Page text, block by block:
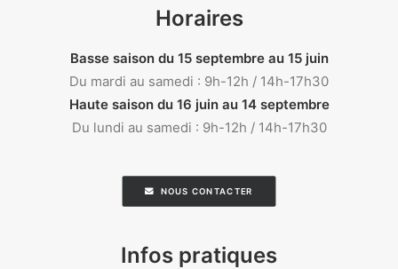
Horaires
Basse saison du 15 septembre au 15 juin
Du mardi au samedi : 9h-12h / 14h-17h30
Haute saison du 16 juin au 14 septembre
Du lundi au samedi : 9h-12h / 14h-17h30
NOUS CONTACTER
Infos pratiques